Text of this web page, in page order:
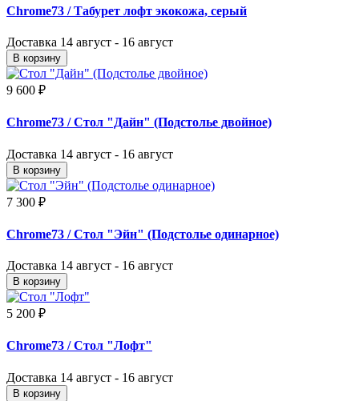
Chrome73 / Табурет лофт экокожа, серый
Доставка 14 август - 16 август
В корзину
9 600 ₽
Chrome73 / Стол "Дайн" (Подстолье двойное)
Доставка 14 август - 16 август
В корзину
7 300 ₽
Chrome73 / Стол "Эйн" (Подстолье одинарное)
Доставка 14 август - 16 август
В корзину
5 200 ₽
Chrome73 / Стол "Лофт"
Доставка 14 август - 16 август
В корзину